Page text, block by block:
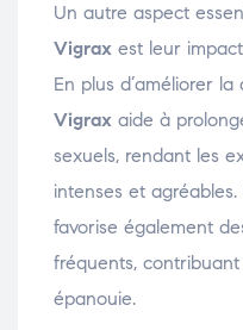
Un autre aspect
Vigrax est leur
En plus d’améliorer
Vigrax aide à
sexuels, rendant les
intenses et
favorise également
fréquents,
épanouie.